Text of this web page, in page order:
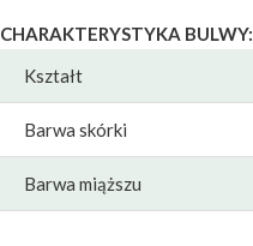
CHARAKTERYSTYKA BULWY:
Kształt
Barwa skórki
Barwa miąższu